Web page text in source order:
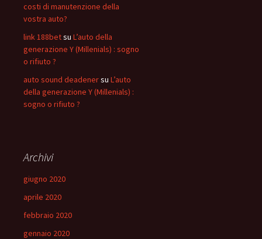
costi di manutenzione della
vostra auto?
link 188betsu L’auto della
generazione Y (Millenials) : sogno
o rifiuto ?
auto sound deadenersu L’auto
della generazione Y (Millenials) :
sogno o rifiuto ?
Archivi
giugno 2020
aprile 2020
febbraio 2020
gennaio 2020